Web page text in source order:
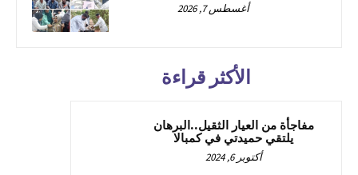
أغسطس 7, 2026
الأكثر قراءة
مفاجأة من العيار الثقيل..البرهان
يلتقي حميدتي في كمبالا
أكتوبر 6, 2024